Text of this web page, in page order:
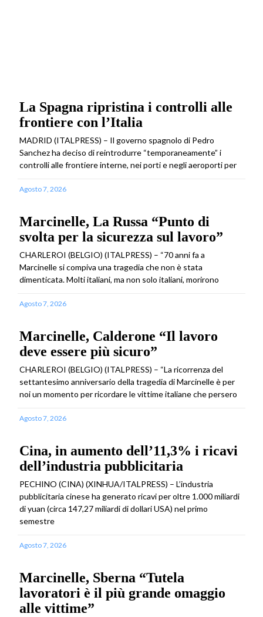
La Spagna ripristina i controlli alle
frontiere con l’Italia
MADRID (ITALPRESS) – Il governo spagnolo di Pedro
Sanchez ha deciso di reintrodurre “temporaneamente” i
controlli alle frontiere interne, nei porti e negli aeroporti per
Agosto 7, 2026
Marcinelle, La Russa “Punto di
svolta per la sicurezza sul lavoro”
CHARLEROI (BELGIO) (ITALPRESS) – “70 anni fa a
Marcinelle si compiva una tragedia che non è stata
dimenticata. Molti italiani, ma non solo italiani, morirono
Agosto 7, 2026
Marcinelle, Calderone “Il lavoro
deve essere più sicuro”
CHARLEROI (BELGIO) (ITALPRESS) – “La ricorrenza del
settantesimo anniversario della tragedia di Marcinelle è per
noi un momento per ricordare le vittime italiane che persero
Agosto 7, 2026
Cina, in aumento dell’11,3% i ricavi
dell’industria pubblicitaria
PECHINO (CINA) (XINHUA/ITALPRESS) – L’industria
pubblicitaria cinese ha generato ricavi per oltre 1.000 miliardi
di yuan (circa 147,27 miliardi di dollari USA) nel primo
semestre
Agosto 7, 2026
Marcinelle, Sberna “Tutela
lavoratori è il più grande omaggio
alle vittime”